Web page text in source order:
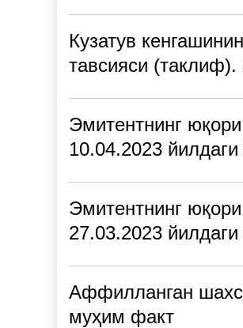
Кузатув
тавсияси
Эмитентнинг
10.04.2023
Эмитентнинг
27.03.2023
Аффилланган
муҳим факт